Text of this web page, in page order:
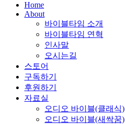
Home
About
바이블타임 소개
바이블타임 연혁
인사말
오시는길
스토어
구독하기
후원하기
자료실
오디오 바이블(클래식)
오디오 바이블(새싹꿈)